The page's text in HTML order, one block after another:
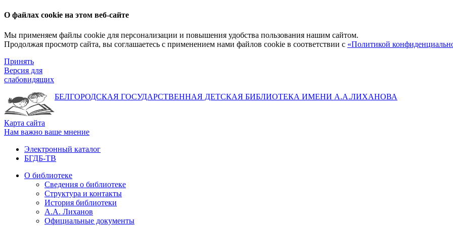
О файлах cookie на этом веб-сайте
Мы применяем файлы cookie для персонализации и повышения удобства пользования нашим сайтом.
Продолжая просмотр сайта, вы соглашаетесь с применением нами файлов cookie в соответствии с «Политикой
Принять
Версия для
слабовидящих
БЕЛГОРОДСКАЯ ГОСУДАРСТВЕННАЯ ДЕТСКАЯ БИБЛИОТЕКА ИМЕНИ А.А.ЛИХАНОВА
Карта сайта
Нам важно ваше мнение
Электронный каталог
БГДБ-ТВ
О библиотеке
Сведения о библиотеке
Структура и контакты
История библиотеки
А.А. Лиханов
Официальные документы